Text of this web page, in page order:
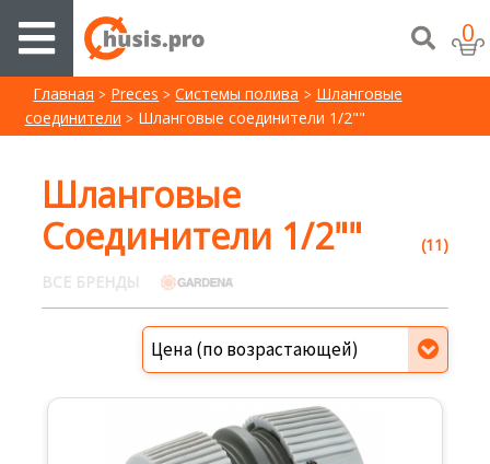
0
Главная Preces Системы полива
Шланговые
соединители
Шланговые соединители 1/2""
Шланговые
Соединители 1/2""
(11)
ВСЕ БРЕНДЫ